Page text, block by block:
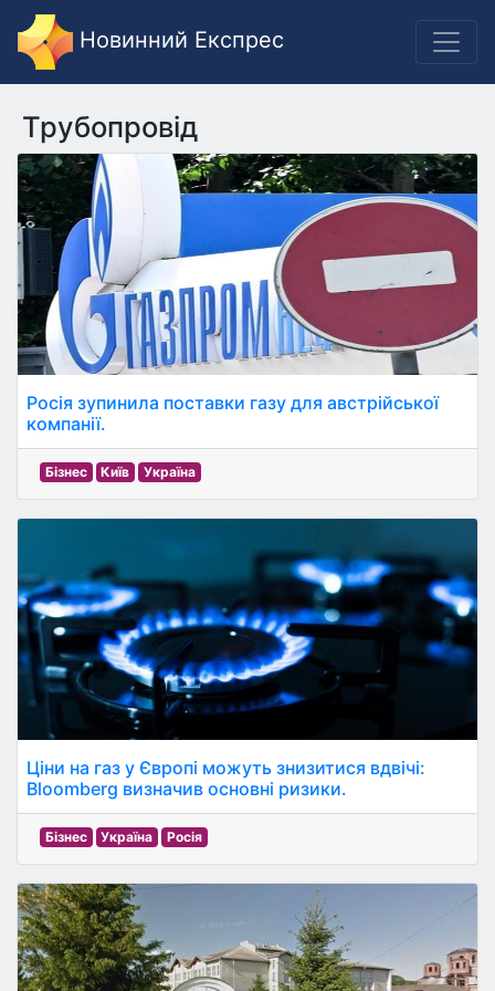
Новинний Експрес
Трубопровід
Росія зупинила поставки газу для австрійської
компанії.
Бізнес Київ Україна
Ціни на газ у Європі можуть знизитися вдвічі:
Bloomberg визначив основні ризики.
Бізнес Україна Росія